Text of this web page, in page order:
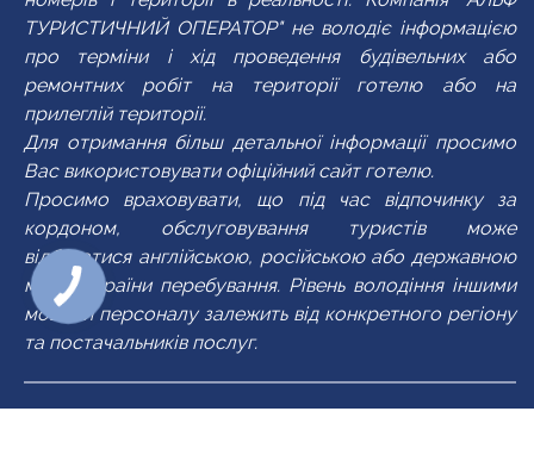
ТУРИСТИЧНИЙ ОПЕРАТОР" не володіє інформацією
про терміни і хід проведення будівельних або
ремонтних робіт на території готелю або на
прилеглій території.
Для отримання більш детальної інформації просимо
Вас використовувати офіційний сайт готелю.
Просимо враховувати, що під час відпочинку за
кордоном, обслуговування туристів може
відбуватися англійською, російською або державною
мовою країни перебування. Рівень володіння іншими
мовами персоналу залежить від конкретного регіону
та постачальників послуг.